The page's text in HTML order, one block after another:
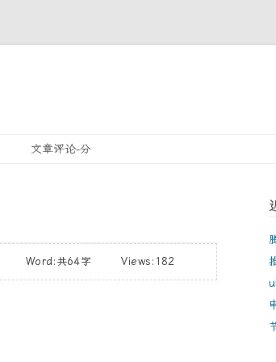
跳
文章评论-分
Word: 共64字 Views:182